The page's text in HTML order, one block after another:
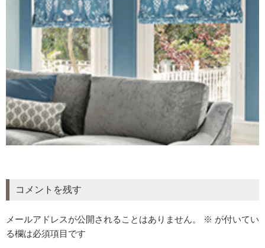
コメントを残す
メールアドレスが公開されることはありません。 ※ が付いてい
る欄は必須項目です